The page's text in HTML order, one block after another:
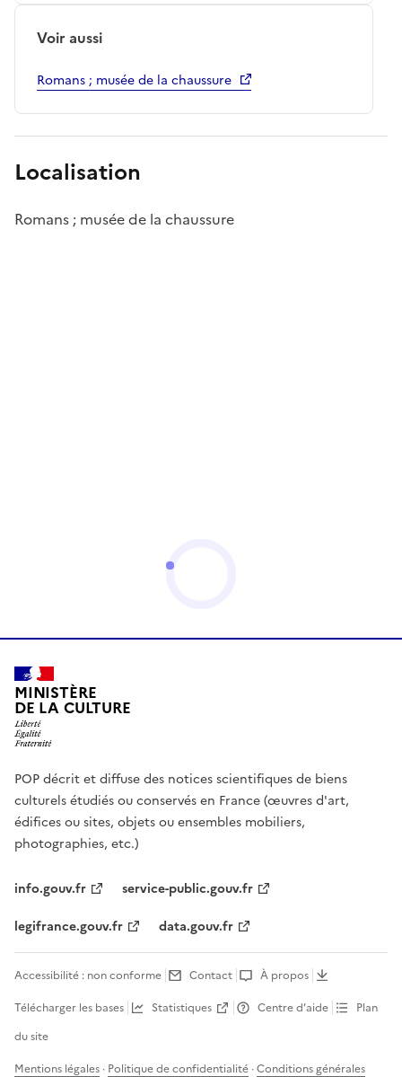
Voir aussi
Romans ; musée de la chaussure
Localisation
Romans ; musée de la chaussure
MINISTÈRE
DE LA CULTURE
POP décrit et diffuse des notices scientifiques de biens
culturels étudiés ou conservés en France (œuvres d'art,
édifices ou sites, objets ou ensembles mobiliers,
photographies, etc.)
info.gouv.fr
service-public.gouv.fr
legifrance.gouv.fr
data.gouv.fr
Accessibilité : non conforme Contact
À propos
Télécharger les bases
Statistiques Centre d’aide
Plan
du site
Mentions légales · Politique de confidentialité ·Conditions générales